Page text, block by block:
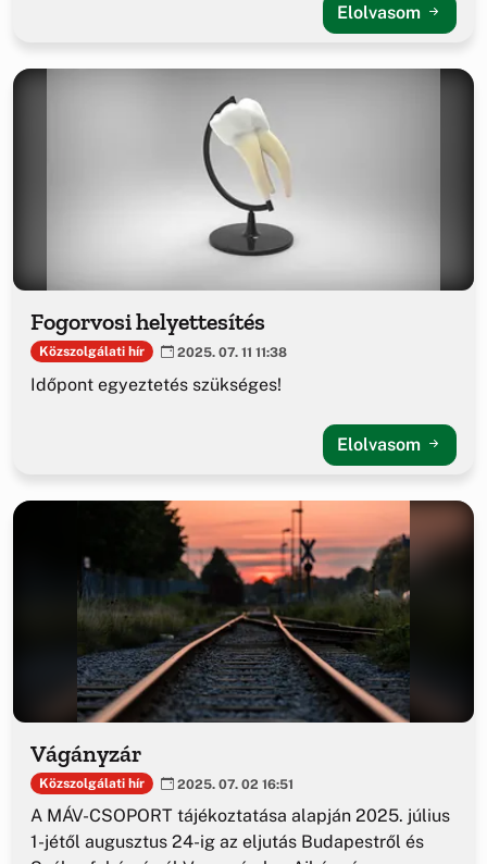
Elolvasom
Fogorvosi helyettesítés
Közszolgálati hír 2025. 07. 11 11:38
Időpont egyeztetés szükséges!
Elolvasom
Vágányzár
Közszolgálati hír 2025. 07. 02 16:51
A MÁV-CSOPORT tájékoztatása alapján 2025. július
1-jétől augusztus 24-ig az eljutás Budapestről és